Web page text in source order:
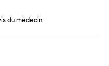
du médecin